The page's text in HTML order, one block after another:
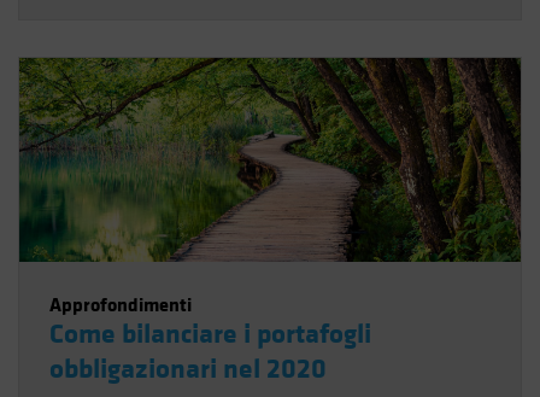
Approfondimenti
Come bilanciare i portafogli
obbligazionari nel 2020